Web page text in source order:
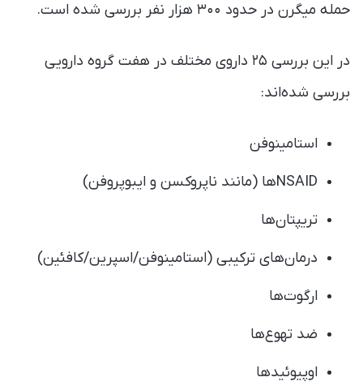
حمله میگرن در حدود ۳۰۰ هزار نفر بررسی شده است.
در این بررسی ۲۵ داروی مختلف در هفت گروه‌ دارویی
بررسی شده‌اند:
استامینوفن
NSAIDها (مانند ناپروکسن و ایبوپروفن)
تریپتان‌ها
درمان‌های ترکیبی (استامینوفن/اسپرین/کافئین)
ارگوت‌ها
ضد تهوع‌ها
اوپیوئید‌ها